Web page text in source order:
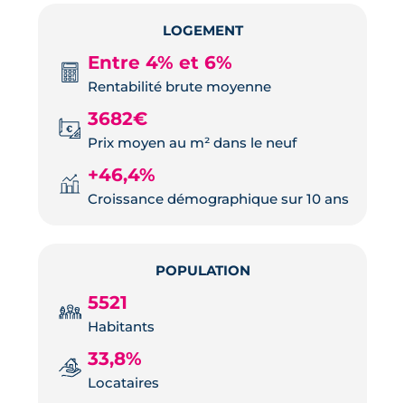
LOGEMENT
Entre 4% et 6%
Rentabilité brute moyenne
3682€
Prix moyen au m² dans le neuf
+46,4%
Croissance démographique sur 10 ans
POPULATION
5521
Habitants
33,8%
Locataires